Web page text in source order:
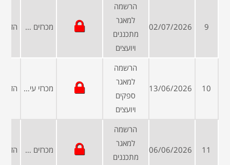
9
02/07/2026
הרשמה
למאגר
מתכננים
ויועצים
מכרזים פומביים
10
13/06/2026
הרשמה
למאגר
ספקים
ויועצים
מכרזי עיריות ומועצות
11
06/06/2026
הרשמה
למאגר
מתכננים
מכרזים פומביים